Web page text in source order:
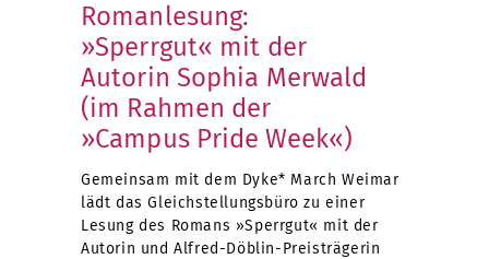
Romanlesung:
»Sperrgut« mit der
Autorin Sophia Merwald
(im Rahmen der
»Campus Pride Week«)
Gemeinsam mit dem Dyke* March Weimar
lädt das Gleichstellungsbüro zu einer
Lesung des Romans »Sperrgut« mit der
Autorin und Alfred-Döblin-Preisträgerin